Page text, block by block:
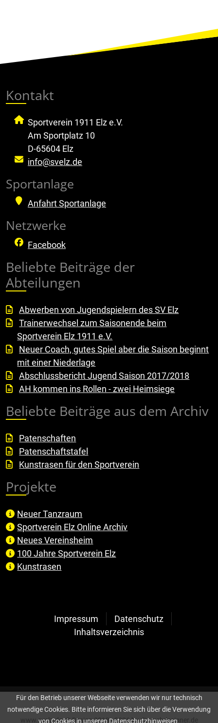
Für den Betrieb unserer Webseite verwenden wir nur technisch
notwendige Cookies. Bitte informieren Sie sich über die Verwendung
von Cookies in unseren Datenschutzhinweisen.
Kontakt
Sportverein 1911 Elz e.V.
Am Sportplatz 10
D-65604 Elz
info@svelz.de
Sportanlage
Anfahrt Sportanlage
Netzwerke
Facebook
Beliebte Beiträge der
Abteilungen
Abwerben von Jugendspielern des SV Elz
Trainerwechsel zum Saisonende beim
Sportverein Elz 1911 e.V.
Neuer Coach, gutes Spiel aber die Saison beginnt
mit einer Niederlage
Abschlussbericht Jugend Saison 2017/2018
AH kommen ins Rollen - zwei Heimsiege
Beliebte Beiträge aus dem Archiv
Patenschaften
Patenschaftstafel
Kunstrasen für den Sportverein
Projekte
Neuer Tanzraum
Sportverein Elz Online Archiv
Neues Vereinsheim
100 Jahre Sportverein Elz
Kunstrasen
Impressum
Datenschutz
Inhaltsverzeichnis
www.svelz.de, © Design 2018 - 2026 bydie-webdesigner.de